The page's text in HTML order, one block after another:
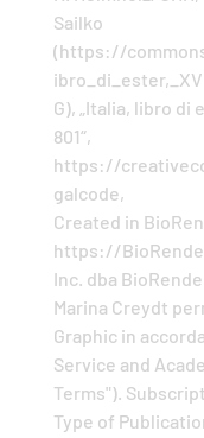
Sailko
(https://
G), „Italia, libro di
801“,
https://
galcode,
Created in
https://
Inc. dba
Marina Creydt
Graphic in
Service and
Terms").
Type of